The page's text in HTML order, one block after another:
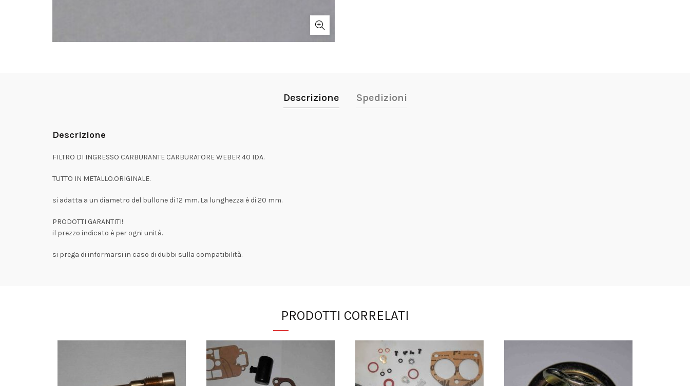
Descrizione Spedizioni
Descrizione
FILTRO DI INGRESSO CARBURANTE CARBURATORE WEBER 40 IDA.
TUTTO IN METALLO.ORIGINALE.
si adatta a un diametro del bullone di 12 mm. La lunghezza è di 20 mm.
PRODOTTI GARANTITI!
il prezzo indicato è per ogni unità.
si prega di informarsi in caso di dubbi sulla compatibilità.
PRODOTTI CORRELATI